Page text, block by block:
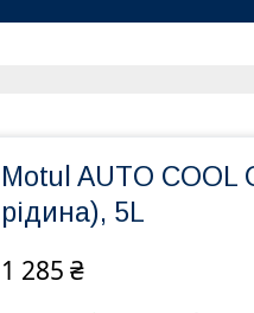
Motul AUTO COOL
рідина), 5L
1 285 ₴